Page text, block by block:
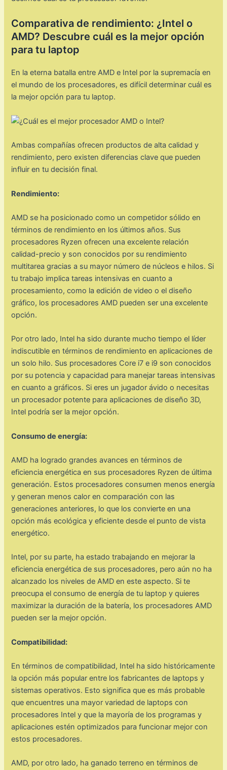
Comparativa de rendimiento: ¿Intel o
AMD? Descubre cuál es la mejor opción
para tu laptop
En la eterna batalla entre AMD e Intel por la supremacía en
el mundo de los procesadores, es difícil determinar cuál es
la mejor opción para tu laptop.
Ambas compañías ofrecen productos de alta calidad y
rendimiento, pero existen diferencias clave que pueden
influir en tu decisión final.
Rendimiento:
AMD se ha posicionado como un competidor sólido en
términos de rendimiento en los últimos años. Sus
procesadores Ryzen ofrecen una excelente relación
calidad-precio y son conocidos por su rendimiento
multitarea gracias a su mayor número de núcleos e hilos. Si
tu trabajo implica tareas intensivas en cuanto a
procesamiento, como la edición de video o el diseño
gráfico, los procesadores AMD pueden ser una excelente
opción.
Por otro lado, Intel ha sido durante mucho tiempo el líder
indiscutible en términos de rendimiento en aplicaciones de
un solo hilo. Sus procesadores Core i7 e i9 son conocidos
por su potencia y capacidad para manejar tareas intensivas
en cuanto a gráficos. Si eres un jugador ávido o necesitas
un procesador potente para aplicaciones de diseño 3D,
Intel podría ser la mejor opción.
Consumo de energía:
AMD ha logrado grandes avances en términos de
eficiencia energética en sus procesadores Ryzen de última
generación. Estos procesadores consumen menos energía
y generan menos calor en comparación con las
generaciones anteriores, lo que los convierte en una
opción más ecológica y eficiente desde el punto de vista
energético.
Intel, por su parte, ha estado trabajando en mejorar la
eficiencia energética de sus procesadores, pero aún no ha
alcanzado los niveles de AMD en este aspecto. Si te
preocupa el consumo de energía de tu laptop y quieres
maximizar la duración de la batería, los procesadores AMD
pueden ser la mejor opción.
Compatibilidad:
En términos de compatibilidad, Intel ha sido históricamente
la opción más popular entre los fabricantes de laptops y
sistemas operativos. Esto significa que es más probable
que encuentres una mayor variedad de laptops con
procesadores Intel y que la mayoría de los programas y
aplicaciones estén optimizados para funcionar mejor con
estos procesadores.
AMD, por otro lado, ha ganado terreno en términos de